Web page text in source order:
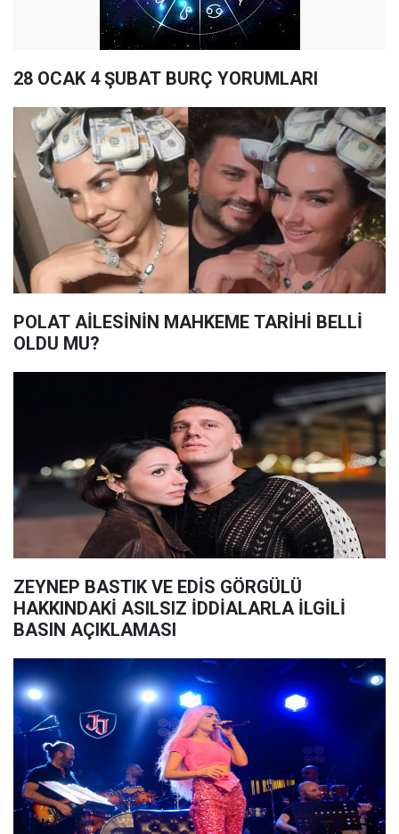
28 OCAK 4 ŞUBAT BURÇ YORUMLARI
POLAT AİLESİNİN MAHKEME TARİHİ BELLİ
OLDU MU?
ZEYNEP BASTIK VE EDİS GÖRGÜLÜ
HAKKINDAKİ ASILSIZ İDDİALARLA İLGİLİ
BASIN AÇIKLAMASI